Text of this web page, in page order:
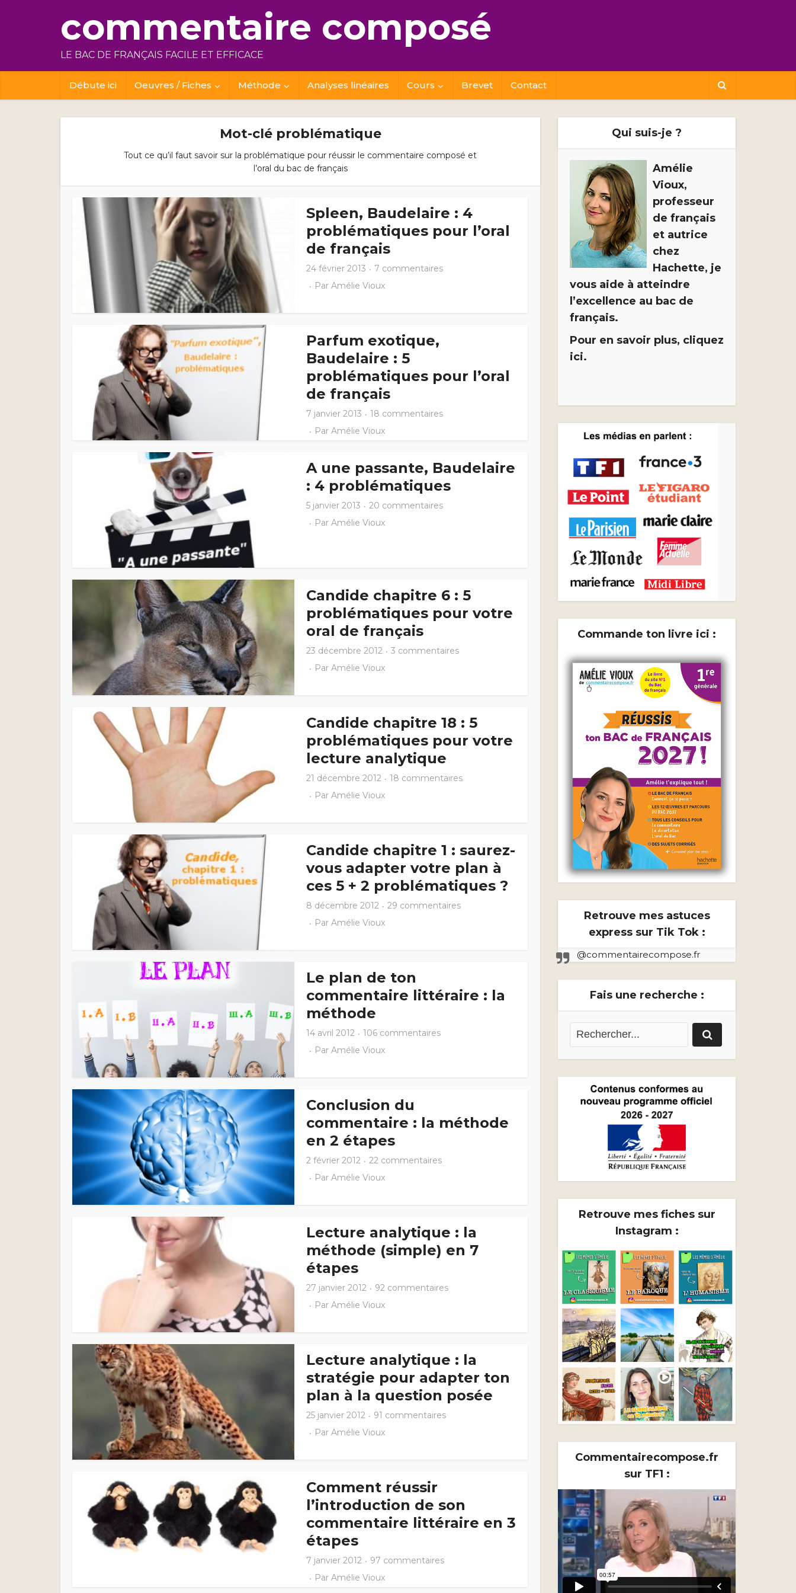
commentaire composé
LE BAC DE FRANÇAIS FACILE ET EFFICACE
Débute ici Oeuvres / Fiches Méthode Analyses linéaires Cours Brevet Contact
Mot-clé problématique
Tout ce qu’il faut savoir sur la problématique pour réussir le commentaire composé et
l’oral du bac de français
Spleen, Baudelaire : 4
problématiques pour l’oral
de français
24 février 2013
7 commentaires
Par Amélie Vioux
Parfum exotique,
Baudelaire : 5
problématiques pour l’oral
de français
7 janvier 2013
18 commentaires
Par Amélie Vioux
A une passante, Baudelaire
: 4 problématiques
5 janvier 2013
20 commentaires
Par Amélie Vioux
Candide chapitre 6 : 5
problématiques pour votre
oral de français
23 décembre 2012
3 commentaires
Par Amélie Vioux
Candide chapitre 18 : 5
problématiques pour votre
lecture analytique
21 décembre 2012
18 commentaires
Par Amélie Vioux
Candide chapitre 1 : saurez-
vous adapter votre plan à
ces 5 + 2 problématiques ?
8 décembre 2012
29 commentaires
Par Amélie Vioux
Le plan de ton
commentaire littéraire : la
méthode
14 avril 2012
106 commentaires
Par Amélie Vioux
Conclusion du
commentaire : la méthode
en 2 étapes
2 février 2012
22 commentaires
Par Amélie Vioux
Lecture analytique : la
méthode (simple) en 7
étapes
27 janvier 2012
92 commentaires
Par Amélie Vioux
Lecture analytique : la
stratégie pour adapter ton
plan à la question posée
25 janvier 2012
91 commentaires
Par Amélie Vioux
Comment réussir
l’introduction de son
commentaire littéraire en 3
étapes
7 janvier 2012
97 commentaires
Par Amélie Vioux
Qui suis-je ?
Amélie
Vioux,
professeur
de français
et autrice
chez
Hachette, je
vous aide à atteindre
l’excellence au bac de
français.
Pour en savoir plus, cliquez
ici.
Commande ton livre ici :
Retrouve mes astuces
express sur Tik Tok :
@commentairecompose.fr
Fais une recherche :
Retrouve mes fiches sur
Instagram :
Commentairecompose.fr
sur TF1 :